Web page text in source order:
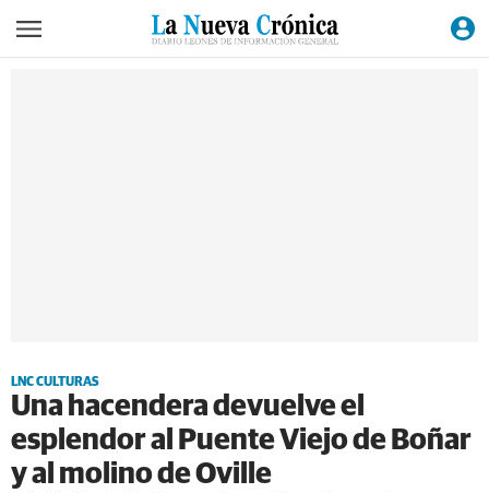
LNC CULTURAS
Una hacendera devuelve el
esplendor al Puente Viejo de Boñar
y al molino de Oville